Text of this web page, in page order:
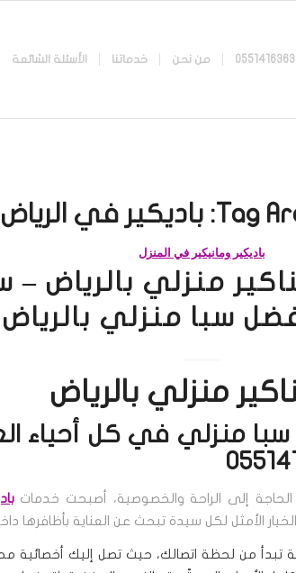
من نحن خدماتنا الأسئلة الشائعة
Tag باديكير في الرياض
باديكير ومانيكير في المنزل
منزلي بالرياض –
سبا منزلي بالرياض
منزلي بالرياض
سبا منزلي في كل أحياء
الحاجة إلى الراحة والخصوصية، أصبحت خدمات
الأمثل لكل سيدة تبحث عن العناية بأظافرها
تبدأ من لحظة اتصالك، حيث تصل إليك أخصائية